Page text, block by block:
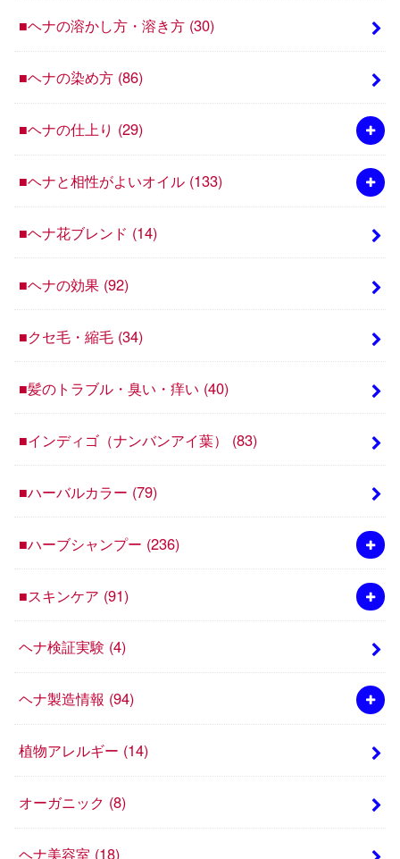
■ヘナの溶かし方・溶き方 (30)
■ヘナの染め方 (86)
■ヘナの仕上り (29)
■ヘナと相性がよいオイル (133)
■ヘナ花ブレンド (14)
■ヘナの効果 (92)
■クセ毛・縮毛 (34)
■髪のトラブル・臭い・痒い (40)
■インディゴ（ナンバンアイ葉） (83)
■ハーバルカラー (79)
■ハーブシャンプー (236)
■スキンケア (91)
ヘナ検証実験 (4)
ヘナ製造情報 (94)
植物アレルギー (14)
オーガニック (8)
ヘナ美容室 (18)